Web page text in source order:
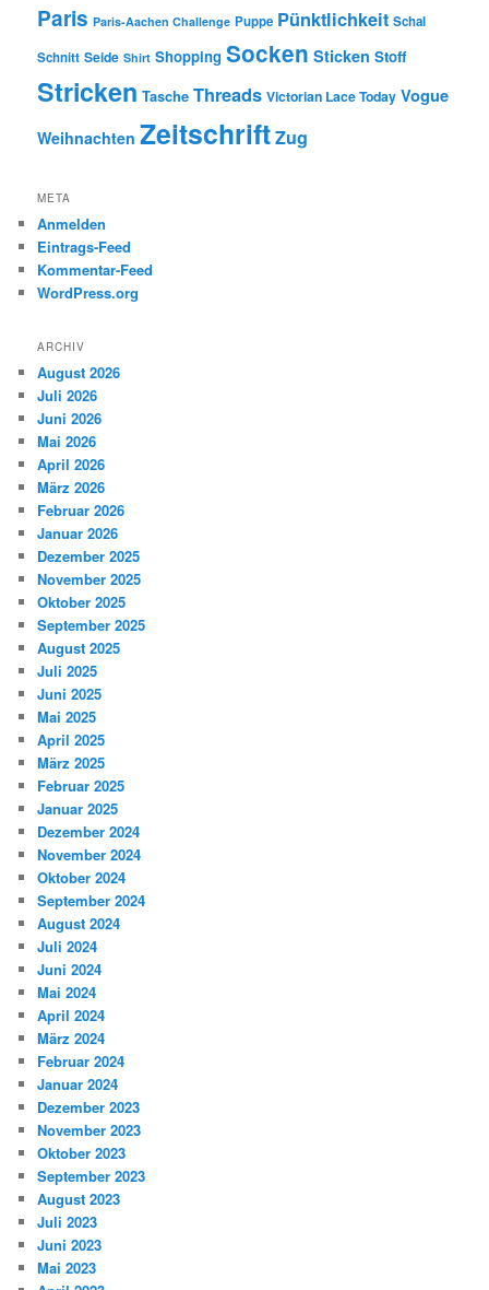
Paris Paris-Aachen Challenge Puppe Pünktlichkeit Schal
Schnitt Seide Shirt Shopping Socken Sticken Stoff
Stricken Tasche Threads Victorian Lace Today Vogue
Weihnachten ZeitschriftZug
META
Anmelden
Eintrags-Feed
Kommentar-Feed
WordPress.org
ARCHIV
August 2026
Juli 2026
Juni 2026
Mai 2026
April 2026
März 2026
Februar 2026
Januar 2026
Dezember 2025
November 2025
Oktober 2025
September 2025
August 2025
Juli 2025
Juni 2025
Mai 2025
April 2025
März 2025
Februar 2025
Januar 2025
Dezember 2024
November 2024
Oktober 2024
September 2024
August 2024
Juli 2024
Juni 2024
Mai 2024
April 2024
März 2024
Februar 2024
Januar 2024
Dezember 2023
November 2023
Oktober 2023
September 2023
August 2023
Juli 2023
Juni 2023
Mai 2023